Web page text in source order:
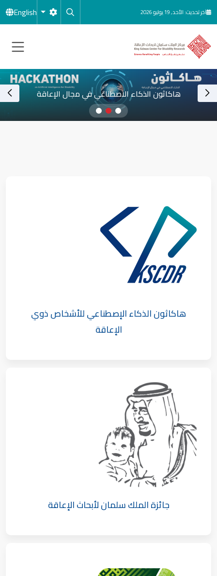
تجاوز إلى المحتوى الرئيسي
آخر تحديث: الأحد, 19 يوليو 2026 English
هاكاثون الذكاء الاصطناعي في مجال الإعاقة
هاكاثون الذكاء الإصطناعي للأشخاص ذوي
الإعاقة
جائزة الملك سلمان لأبحاث الإعاقة